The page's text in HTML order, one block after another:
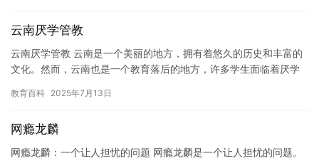
云南厌学管教
云南厌学管教 云南是一个美丽的地方，拥有着悠久的历史和丰富的
文化。然而，云南也是一个教育落后的地方，许多学生面临着厌学
当…
教育百科 2025年7月13日
网瘾龙麟
网瘾龙麟：一个让人担忧的问题 网瘾龙麟是一个让人担忧的问题。